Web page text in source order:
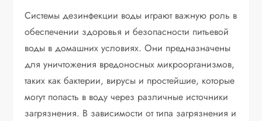
Системы дезинфекции воды играют важную роль в
обеспечении здоровья и безопасности питьевой
воды в домашних условиях. Они предназначены
для уничтожения вредоносных микроорганизмов,
таких как бактерии, вирусы и простейшие, которые
могут попасть в воду через различные источники
загрязнения. В зависимости от типа загрязнения и